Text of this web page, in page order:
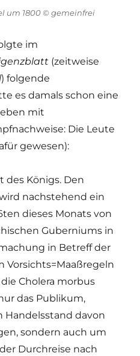
um 1800 © gemeinfrei
im
(zeitweise
) folgende
es damals schon eine
mit
Die Leute
gewesen):
des Königs. Den
nachstehend ein
dieses Monats von
Guberniums in
in Betreff der
Vorsichts=Maaßregeln
Cholera morbus
das Publikum,
Handelsstand davon
sondern auch um
Durchreise nach